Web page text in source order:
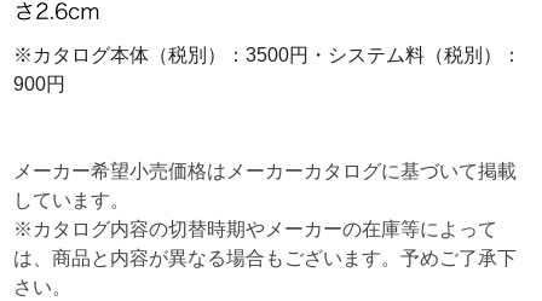
※カタログ本体（税別）：3500円・システム料（税別）：
900円
メーカー希望小売価格はメーカーカタログに基づいて掲載
しています。
※カタログ内容の切替時期やメーカーの在庫等によって
は、商品と内容が異なる場合もございます。予めご了承下
さい。